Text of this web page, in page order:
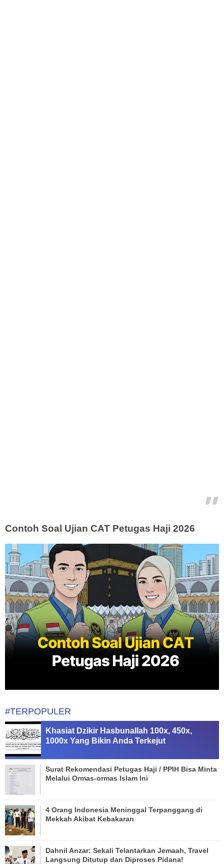
Contoh Soal Ujian CAT Petugas Haji 2026
#TERPOPULER
Khasiat Dzikir Hasbunallah 100x, 450x,
1000x Yang Bikin Anda Terkejut
Surat Rekomendasi Petugas Haji / PPIH Bisa Minta
Melalui Ormas-ormas Islam Ini
4 Orang Indonesia Meninggal Terpanggang di
Mekkah Akibat Kebakaran
Dahnil Anzar: Sekali Telantarkan Jemaah, Travel
Langsung Ditutup dan Diproses Pidana!